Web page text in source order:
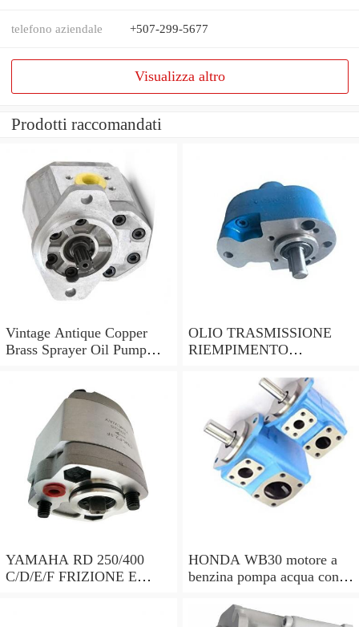
telefono aziendale +507-299-5677
Visualizza altro
Prodotti raccomandati
Vintage Antique Copper
Brass Sprayer Oil Pump
OLIO TRASMISSIONE
RIEMPIMENTO
pompa a mano 7 LITRI e
15 ADATTATORI DSG
YAMAHA RD 250/400
C/D/E/F FRIZIONE E
HONDA WB30 motore a
benzina pompa acqua con